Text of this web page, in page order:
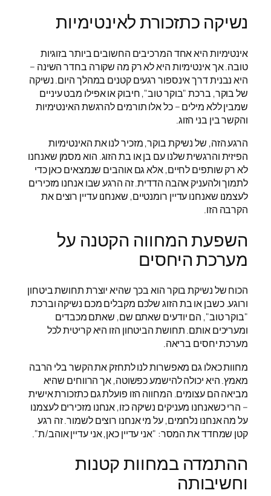
נשיקה כתזכורת לאינטימיות
אינטימיות היא אחד המרכיבים החשובים ביותר בזוגיות
טובה. אך אינטימיות היא לא רק מה שקורה בחדר השינה –
היא נבנית דרך אינספור רגעים קטנים במהלך היום. נשיקה
של בוקר, ברכת "בוקר טוב", חיבוק או אפילו מבט עיניים
שמבין ללא מילים – כל אלו תורמים להרגשת האינטימיות
והקשר בין בני הזוג.
הרגע הזה, של נשיקת בוקר, מזכיר לנו את האינטימיות
הפיזית והרגשית שלנו עם בן או בת הזוג. הוא מסמן שאנחנו
לא רק שותפים לחיים, אלא גם אוהבים שנמצאים כאן כדי
לתמוך ולהעניק אהבה הדדית. זה הרגע שבו אנחנו מזכירים
לעצמנו שאנחנו עדיין רומנטיים, שאנחנו עדיין רוצים את
הקרבה הזו.
השפעת המחווה הקטנה על
מערכת היחסים
הכוח של נשיקת בוקר הוא בכך שהיא יוצרת תחושת ביטחון
ורוגע. כשבן או בת הזוג שלכם מקבלים מכם נשיקה וברכת
"בוקר טוב", הם יודעים שאתם שם, שאתם מכבדים
ומעריכים אותם. תחושת הביטחון הזו היא קריטית לכל
מערכת יחסים בריאה.
מחוות כאלו גם מאפשרות לנו לתחזק את הקשר בלי הרבה
מאמץ. היא יכולה להישמע כפשוטה, אך הרווחים שהיא
מביאה הם עצומים. המחווה הזו פועלת גם כתזכורת אישית
– הרי כשאנחנו מעניקים נשיקה כזו, אנחנו מזכירים לעצמנו
על מה אנחנו נלחמים, על מי אנחנו רוצים לשמור. זה רגע
קטן שמחדד את המסר: "אני עדיין כאן, אני עדיין אוהב/ת".
ההתמדה במחוות קטנות
וחשיבותה